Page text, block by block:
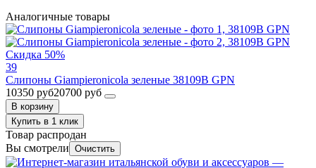
Аналогичные товары
Скидка 50%
39
Слипоны Giampieronicola зеленые 38109B GPN
10350 руб20700 руб
В корзину
Купить в 1 клик
Товар распродан
Вы смотрели Очистить